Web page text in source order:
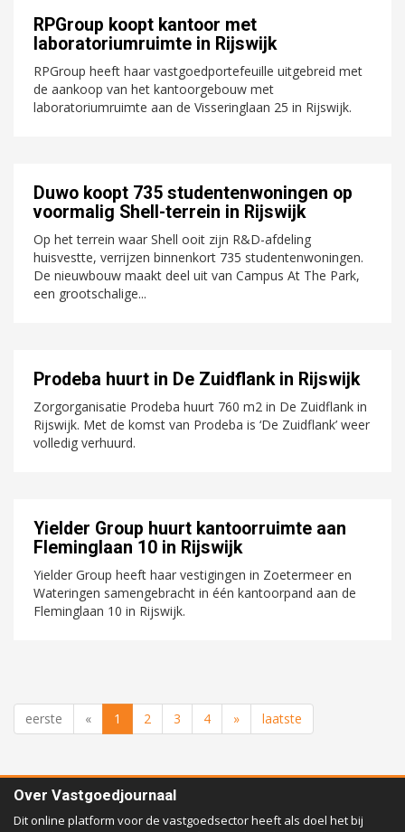
RPGroup koopt kantoor met
laboratoriumruimte in Rijswijk
RPGroup heeft haar vastgoedportefeuille uitgebreid met
de aankoop van het kantoorgebouw met
laboratoriumruimte aan de Visseringlaan 25 in Rijswijk.
Duwo koopt 735 studentenwoningen op
voormalig Shell-terrein in Rijswijk
Op het terrein waar Shell ooit zijn R&D-afdeling
huisvestte, verrijzen binnenkort 735 studentenwoningen.
De nieuwbouw maakt deel uit van Campus At The Park,
een grootschalige...
Prodeba huurt in De Zuidflank in Rijswijk
Zorgorganisatie Prodeba huurt 760 m2 in De Zuidflank in
Rijswijk. Met de komst van Prodeba is ‘De Zuidflank’ weer
volledig verhuurd.
Yielder Group huurt kantoorruimte aan
Fleminglaan 10 in Rijswijk
Yielder Group heeft haar vestigingen in Zoetermeer en
Wateringen samengebracht in één kantoorpand aan de
Fleminglaan 10 in Rijswijk.
eerste « 1 2 3 4 » laatste
Over Vastgoedjournaal
Dit online platform voor de vastgoedsector heeft als doel het bij